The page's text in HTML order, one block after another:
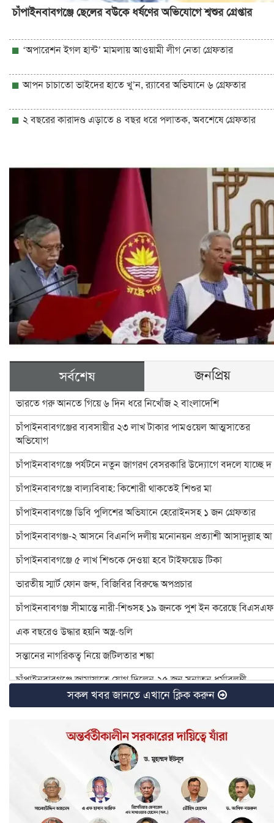
চাঁপাইনবাবগঞ্জে ছেলের বউকে ধর্ষণের অভিযোগে শ্বশুর গ্রেপ্তার
‘অপারেশন ইগল হান্ট’ মামলায় আওয়ামী লীগ নেতা গ্রেফতার
আপন চাচাতো ভাইদের হাতে খু’ন, র‌্যাবের অভিযানে ৬ গ্রেফতার
২ বছরের কারাদণ্ড এড়াতে ৪ বছর ধরে পলাতক, অবশেষে গ্রেফতার
সর্বশেষ জনপ্রিয়
ভারতে গরু আনতে গিয়ে ৬ দিন ধরে নিখোঁজ ২ বাংলাদেশি
চাঁপাইনবাবগঞ্জের ব্যবসায়ীর ২৩ লাখ টাকার পামওয়েল আত্মসাতের
অভিযোগ
চাঁপাইনবাবগঞ্জে পর্যটনে নতুন জাগরণ বেসরকারি উদ্যোগে বদলে যাচ্ছে দ
চাঁপাইনবাবগঞ্জে বাল্যবিবাহ: কিশোরী থাকতেই শিশুর মা
চাঁপাইনবাবগঞ্জে ডিবি পুলিশের অভিযানে হেরোইনসহ ১ জন গ্রেফতার
চাঁপাইনবাবগঞ্জ-২ আসনে বিএনপি দলীয় মনোনয়ন প্রত্যাশী আসাদুল্লাহ আ
চাঁপাইনবাবগঞ্জে ৫ লাখ শিশুকে দেওয়া হবে টাইফয়েড টিকা
ভারতীয় স্মার্ট ফোন জব্দ, বিজিবির বিরুদ্ধে অপপ্রচার
চাঁপাইনবাবগঞ্জ সীমান্তে নারী-শিশুসহ ১৯ জনকে পুশ ইন করেছে বিএসএফ
এক বছরেও উদ্ধার হয়নি অস্ত্র-গুলি
সন্তানের নাগরিকত্ব নিয়ে জটিলতার শঙ্কা
চাঁপাইনবাবগঞ্জে জামায়াতে যোগ দিলেন ২৫ জন সনাতন ধর্মাবলম্বী
চাঁপাইনবাবগঞ্জে বিটিসিএলের ৩৩ লাখ টাকা বকেয়া, মামলার সুপারিশ
৪ হত্যা মামলার আসামি ইউপি চেয়ারম্যান টিপু সাময়িক বরখাস্ত
চাঁপাইনবাবগঞ্জে ডেঙ্গু প্রতিরোধে মশক নিধন কার্যক্রম শুরু
রাষ্ট্রপতি ও প্রধান উপদেষ্টার সঙ্গে সেনাপ্রধানের সাক্ষাৎ
ইসির নির্বাচনী রোডম্যাপে যা থাকছে
সকল খবর জানতে এখানে ক্লিক করুন